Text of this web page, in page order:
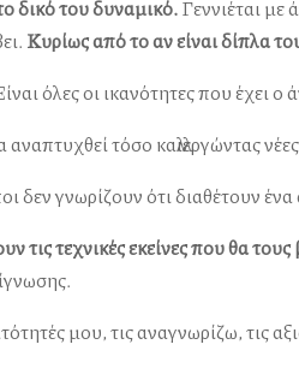
δικό του δυναμικό.Γεννιέται με
Κυρίως από το αν είναι δίπλα
όλες οι ικανότητες που έχει ο
αναπτυχθεί τόσο καλλιεργώντας
δεν γνωρίζουν ότι διαθέτουν
τις τεχνικές εκείνες που θα
μου, τις αναγνωρίζω, τις